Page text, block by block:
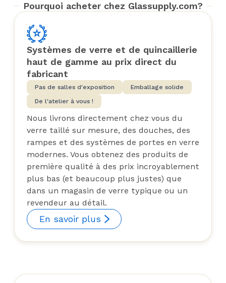
Pourquoi acheter chez Glassupply.com?
Systèmes de verre et de quincaillerie
haut de gamme au prix direct du
fabricant
Pas de salles d'exposition
Emballage solide
De l'atelier à vous !
Nous livrons directement chez vous du
verre taillé sur mesure, des douches, des
rampes et des systèmes de portes en verre
modernes. Vous obtenez des produits de
première qualité à des prix incroyablement
plus bas (et beaucoup plus justes) que
dans un magasin de verre typique ou un
revendeur au détail.
En savoir plus